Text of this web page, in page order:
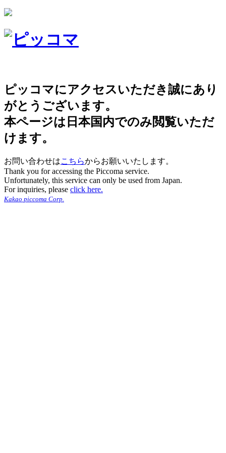
ピッコマにアクセスいただき誠にあり
がとうございます。
本ページは日本国内でのみ閲覧いただ
けます。
お問い合わせはこちらからお願いいたします。
Thank you for accessing the Piccoma service.
Unfortunately, this service can only be used from Japan.
For inquiries, please click here.
Kakao piccoma Corp.